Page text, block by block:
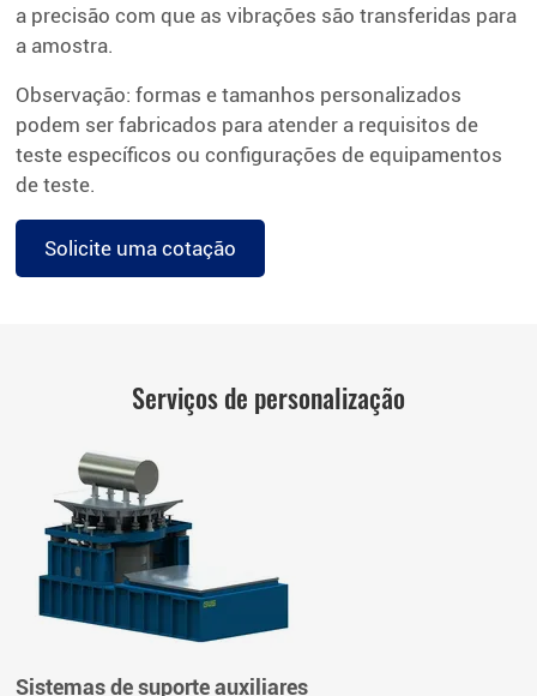
a precisão com que as vibrações são transferidas para
a amostra.
Observação: formas e tamanhos personalizados
podem ser fabricados para atender a requisitos de
teste específicos ou configurações de equipamentos
de teste.
Solicite uma cotação
Serviços de personalização
Sistemas de suporte auxiliares